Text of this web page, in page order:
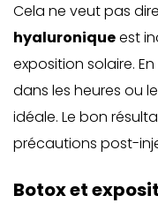
Cela ne veut pas
hyaluroniqueest
exposition solaire.
dans les heures ou
idéale. Le bon
précautions post-
Botox et